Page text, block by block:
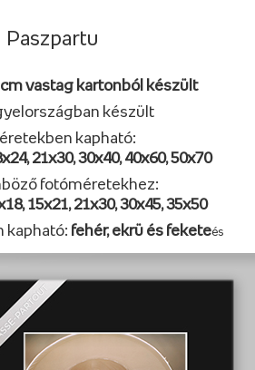
Paszpartu
cm vastag kartonból készült
készült
kapható:
21x30, 30x40, 40x60, 50x70
fotóméretekhez:
15x21, 21x30, 30x45, 35x50
kapható: fehér, ekrü és feketeés